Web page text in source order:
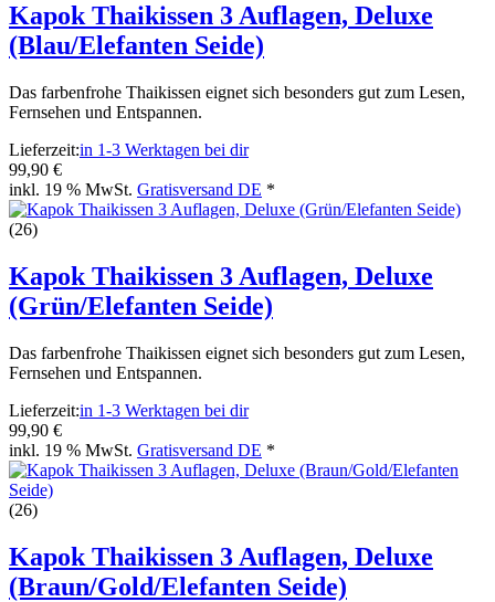
Kapok Thaikissen 3 Auflagen, Deluxe
(Blau/Elefanten Seide)
Das farbenfrohe Thaikissen eignet sich besonders gut zum Lesen,
Fernsehen und Entspannen.
Lieferzeit:in 1-3 Werktagen bei dir
99,90 €
inkl. 19 % MwSt. Gratisversand DE *
(26)
Kapok Thaikissen 3 Auflagen, Deluxe
(Grün/Elefanten Seide)
Das farbenfrohe Thaikissen eignet sich besonders gut zum Lesen,
Fernsehen und Entspannen.
Lieferzeit:in 1-3 Werktagen bei dir
99,90 €
inkl. 19 % MwSt. Gratisversand DE *
(26)
Kapok Thaikissen 3 Auflagen, Deluxe
(Braun/Gold/Elefanten Seide)